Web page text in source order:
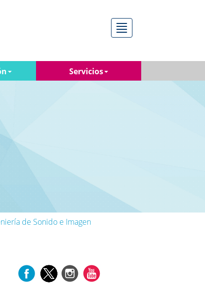
Menú
Servicios
de Sonido e Imagen